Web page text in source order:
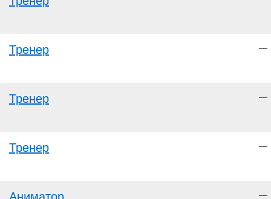
Тренер —
Тренер —
Тренер —
—